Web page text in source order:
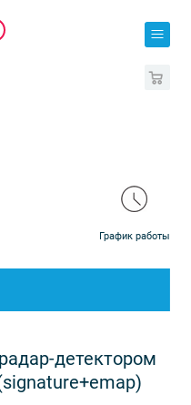
детектором